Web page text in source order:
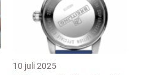
10 juli 2025